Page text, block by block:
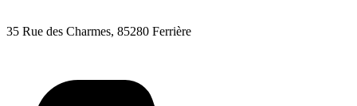
35 Rue des Charmes, 85280 Ferrière